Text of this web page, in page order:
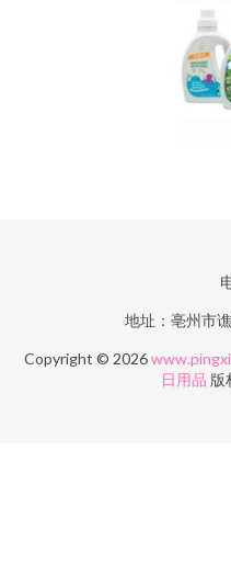
地址：亳州市
Copyright © 2026
日用品 版